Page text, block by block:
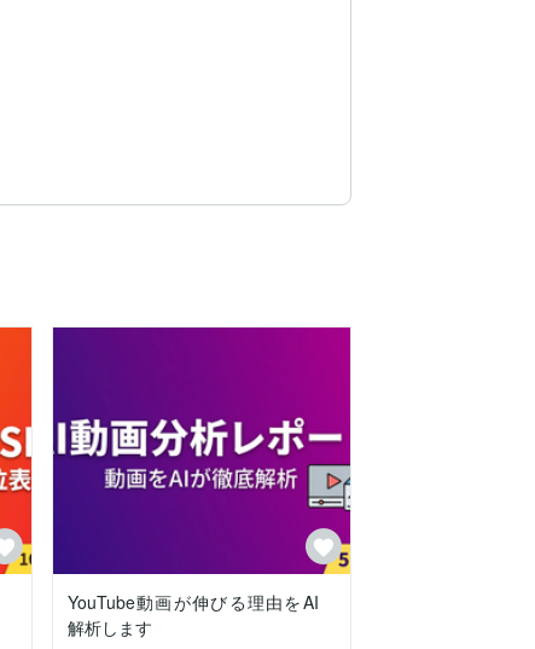
す。
。
YouTube動画が伸びる理由をAI
解析します